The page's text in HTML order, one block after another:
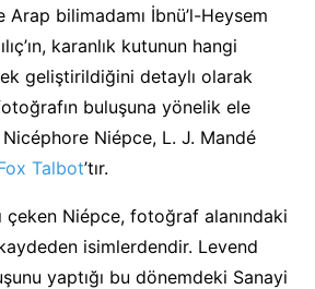
Arap bilimadamı İbnü’l-Heysem
karanlık kutunun hangi
geliştirildiğini detaylı olarak
buluşuna yönelik ele
Nicéphore Niépce, L. J. Mandé
Talbot’tır.
Niépce, fotoğraf alanındaki
isimlerdendir. Levend
yaptığı bu dönemdeki Sanayi